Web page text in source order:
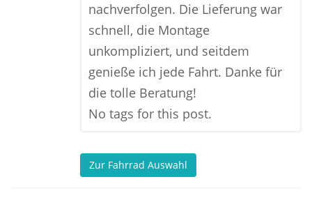
nachverfolgen. Die Lieferung war
schnell, die Montage
unkompliziert, und seitdem
genieße ich jede Fahrt. Danke für
die tolle Beratung!
No tags for this post.
Zur Fahrrad Auswahl